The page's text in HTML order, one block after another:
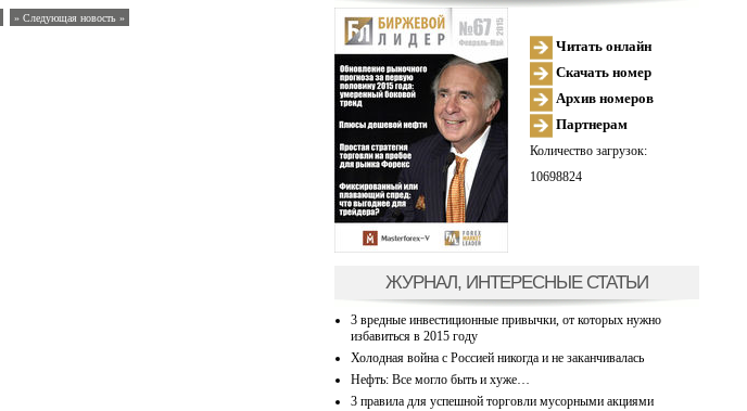
» Следующая новость »
Читать онлайн
Скачать номер
Архив номеров
Партнерам
Количество загрузок:
10698824
ЖУРНАЛ, ИНТЕРЕСНЫЕ СТАТЬИ
3 вредные инвестиционные привычки, от которых нужно
избавиться в 2015 году
Холодная война с Россией никогда и не заканчивалась
Нефть: Все могло быть и хуже…
3 правила для успешной торговли мусорными акциями